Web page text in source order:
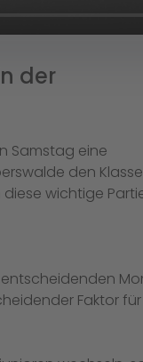
der
Samstag eine
den
wichtige
Faktor